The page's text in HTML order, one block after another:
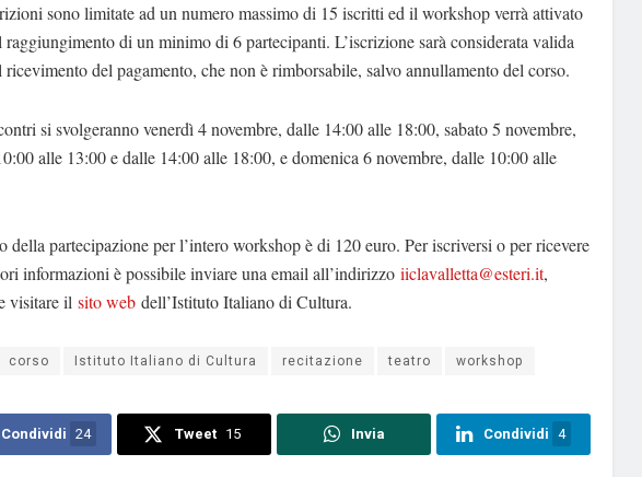
sono limitate ad un numero massimo di 15 iscritti ed il workshop verrà attivato
raggiungimento di un minimo di 6 partecipanti. L’iscrizione sarà considerata valida
ricevimento del pagamento, che non è rimborsabile, salvo annullamento del corso.
si svolgeranno venerdì 4 novembre, dalle 14:00 alle 18:00, sabato 5 novembre,
alle 13:00 e dalle 14:00 alle 18:00, e domenica 6 novembre, dalle 10:00 alle
della partecipazione per l’intero workshop è di 120 euro. Per iscriversi o per ricevere
informazioni è possibile inviare una email all’indirizzo iiclavalletta@esteri.it,
visitare il sito web dell’Istituto Italiano di Cultura.
corso Istituto Italiano di Cultura recitazione teatro workshop
Condividi 24 Tweet 15 Invia Condividi 4